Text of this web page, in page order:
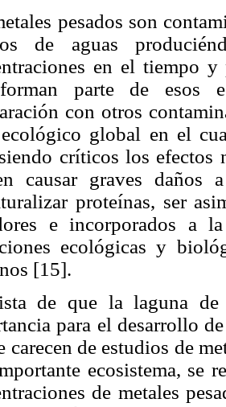
pesados son
de aguas
en el tiempo
parte de esos
con otros
global en el
críticos los efectos
causar graves daños
proteínas, ser
e incorporados a
ecológicas y
[15].
de que la laguna de
para el desarrollo
carecen de estudios de
ecosistema, se
de metales